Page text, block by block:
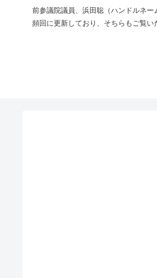
前参議院議員、浜田聡（ハンドルネ
頻回に更新しており、そちらもご覧